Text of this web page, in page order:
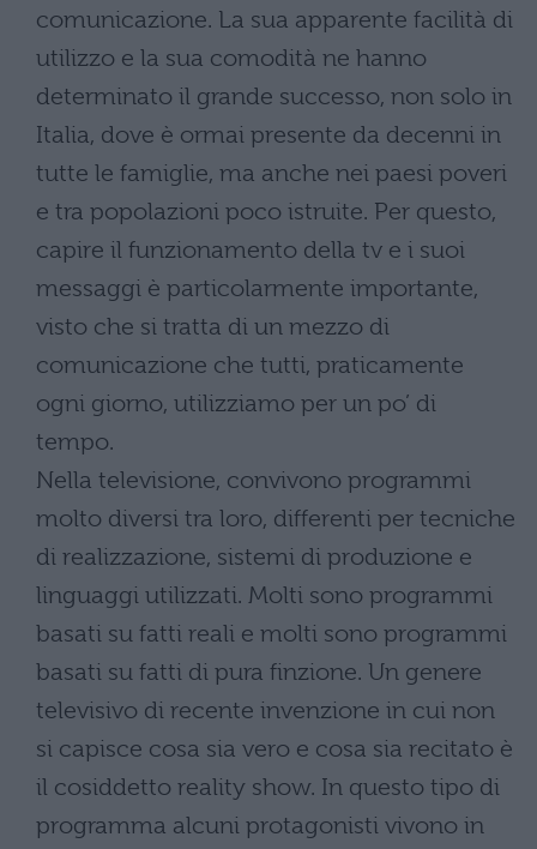
comunicazione. La sua apparente facilità di
utilizzo e la sua comodità ne hanno
determinato il grande successo, non solo in
Italia, dove è ormai presente da decenni in
tutte le famiglie, ma anche nei paesi poveri
e tra popolazioni poco istruite. Per questo,
capire il funzionamento della tv e i suoi
messaggi è particolarmente importante,
visto che si tratta di un mezzo di
comunicazione che tutti, praticamente
ogni giorno, utilizziamo per un po’ di
tempo.
Nella televisione, convivono programmi
molto diversi tra loro, differenti per tecniche
di realizzazione, sistemi di produzione e
linguaggi utilizzati. Molti sono programmi
basati su fatti reali e molti sono programmi
basati su fatti di pura finzione. Un genere
televisivo di recente invenzione in cui non
si capisce cosa sia vero e cosa sia recitato è
il cosiddetto reality show. In questo tipo di
programma alcuni protagonisti vivono in